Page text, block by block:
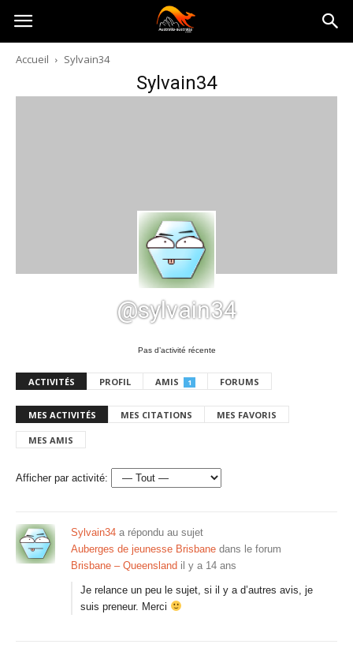
Australia-
australie.com
Accueil Sylvain34
Sylvain34
@sylvain34
Pas d’activité récente
ACTIVITÉS PROFIL AMIS 1 FORUMS
MES ACTIVITÉS MES CITATIONS MES FAVORIS
MES AMIS
Afficher par activité:
Sylvain34 a répondu au sujet
Auberges de jeunesse Brisbane dans le forum
Brisbane – Queensland il y a 14 ans
Je relance un peu le sujet, si il y a d’autres avis, je
suis preneur. Merci